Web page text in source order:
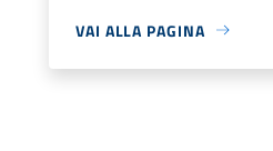
VAI ALLA PAGINA